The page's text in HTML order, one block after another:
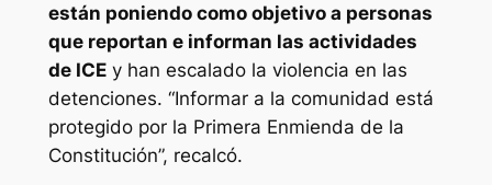
están poniendo como objetivo a personas
que reportan e informan las actividades
de ICEy han escalado la violencia en las
detenciones. “Informar a la comunidad está
protegido por la Primera Enmienda de la
Constitución”, recalcó.